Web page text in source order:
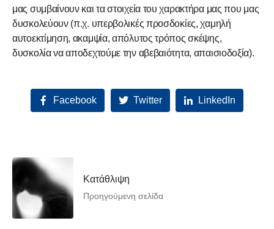
μας συμβαίνουν και τα στοιχεία του χαρακτήρα μας που μας
δυσκολεύουν (π.χ. υπερβολικές προσδοκίες, χαμηλή
αυτοεκτίμηση, ακαμψία, απόλυτος τρόπος σκέψης,
δυσκολία να αποδεχτούμε την αβεβαιότητα, απαισιοδοξία).
Facebook Twitter LinkedIn
Κατάθλιψη
Προηγούμενη σελίδα